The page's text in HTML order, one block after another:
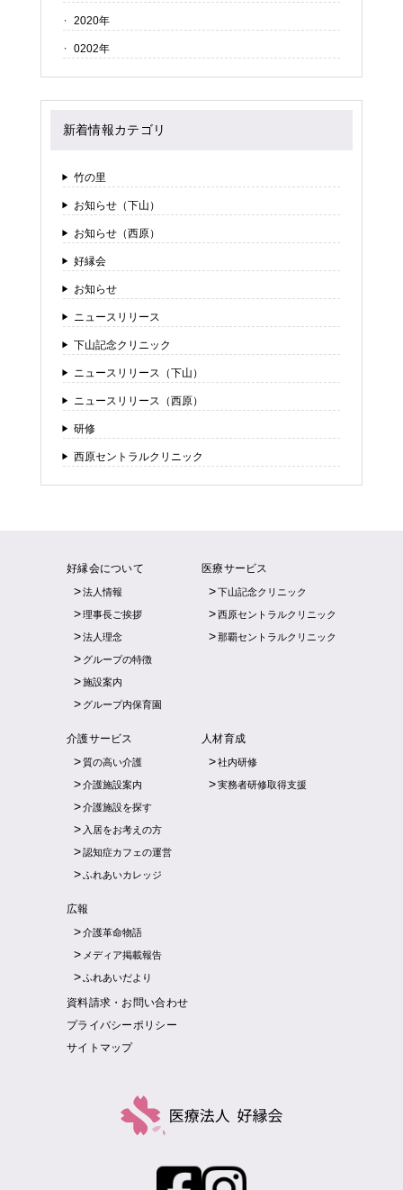
2020年
0202年
新着情報カテゴリ
竹の里
お知らせ（下山）
お知らせ（西原）
好縁会
お知らせ
ニュースリリース
下山記念クリニック
ニュースリリース（下山）
ニュースリリース（西原）
研修
西原セントラルクリニック
好縁会について
法人情報
理事長ご挨拶
法人理念
グループの特徴
施設案内
グループ内保育園
医療サービス
下山記念クリニック
西原セントラルクリニック
那覇セントラルクリニック
介護サービス
質の高い介護
介護施設案内
介護施設を探す
入居をお考えの方
認知症カフェの運営
ふれあいカレッジ
人材育成
社内研修
実務者研修取得支援
広報
介護革命物語
メディア掲載報告
ふれあいだより
資料請求・お問い合わせ
プライバシーポリシー
サイトマップ